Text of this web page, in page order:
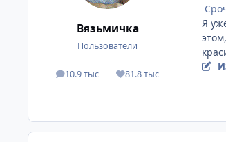
Вязьмичка
Пользователи
10.9 тыс
сообщения81.8 тыс
Репутация
Я